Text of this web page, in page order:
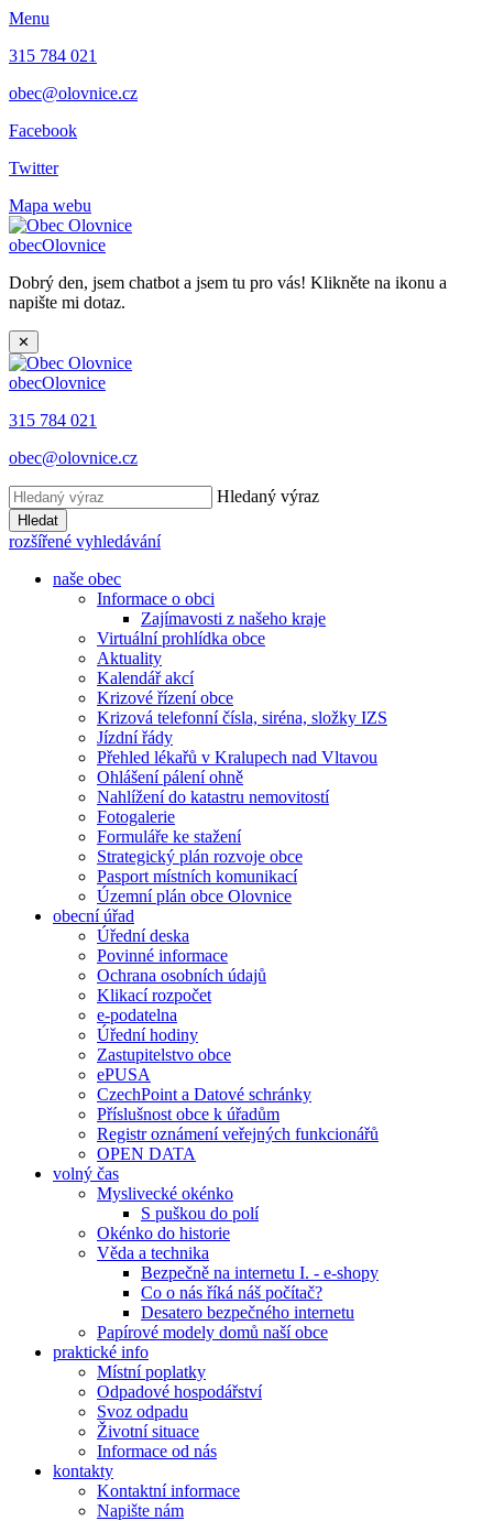
Menu
315 784 021
obec@olovnice.cz
Facebook
Twitter
Mapa webu
obecOlovnice
Dobrý den, jsem chatbot a jsem tu pro vás! Klikněte na ikonu a
napište mi dotaz.
✕
obecOlovnice
315 784 021
obec@olovnice.cz
Hledaný výraz
Hledat
rozšířené vyhledávání
naše obec
Informace o obci
Zajímavosti z našeho kraje
Virtuální prohlídka obce
Aktuality
Kalendář akcí
Krizové řízení obce
Krizová telefonní čísla, siréna, složky IZS
Jízdní řády
Přehled lékařů v Kralupech nad Vltavou
Ohlášení pálení ohně
Nahlížení do katastru nemovitostí
Fotogalerie
Formuláře ke stažení
Strategický plán rozvoje obce
Pasport místních komunikací
Územní plán obce Olovnice
obecní úřad
Úřední deska
Povinné informace
Ochrana osobních údajů
Klikací rozpočet
e-podatelna
Úřední hodiny
Zastupitelstvo obce
ePUSA
CzechPoint a Datové schránky
Příslušnost obce k úřadům
Registr oznámení veřejných funkcionářů
OPEN DATA
volný čas
Myslivecké okénko
S puškou do polí
Okénko do historie
Věda a technika
Bezpečně na internetu I. - e-shopy
Co o nás říká náš počítač?
Desatero bezpečného internetu
Papírové modely domů naší obce
praktické info
Místní poplatky
Odpadové hospodářství
Svoz odpadu
Životní situace
Informace od nás
kontakty
Kontaktní informace
Napište nám